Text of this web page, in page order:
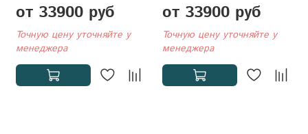
от 33900 руб
Точную цену уточняйте у
менеджера
от 33900 руб
Точную цену уточняйте у
менеджера